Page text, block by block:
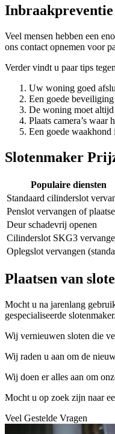
Inbraakpreventie
Veel mensen hebben een
ons contact opnemen voor
Verder vindt u paar tips
Uw woning goed
Een goede
De woning moet
Plaats camera’s waar
Een goede
Slotenmaker
Populaire diensten
Standaard cilinderslot
Penslot vervangen of
Deur schadevrij openen
Cilinderslot SKG3
Oplegslot vervangen
Plaatsen van
Mocht u na jarenlang
gespecialiseerde slotenmaker.
Wij vernieuwen sloten die
Wij raden u aan om de
Wij doen er alles aan om
Mocht u op zoek zijn naar
Veel Gestelde Vragen